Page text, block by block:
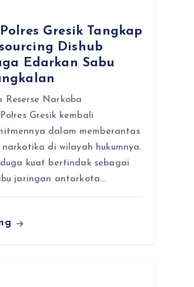
Gresik Tangkap
Dishub
Edarkan Sabu
Reserse Narkoba
Gresik kembali
dalam memberantas
di wilayah hukumnya.
kuat bertindak sebagai
jaringan antarkota…